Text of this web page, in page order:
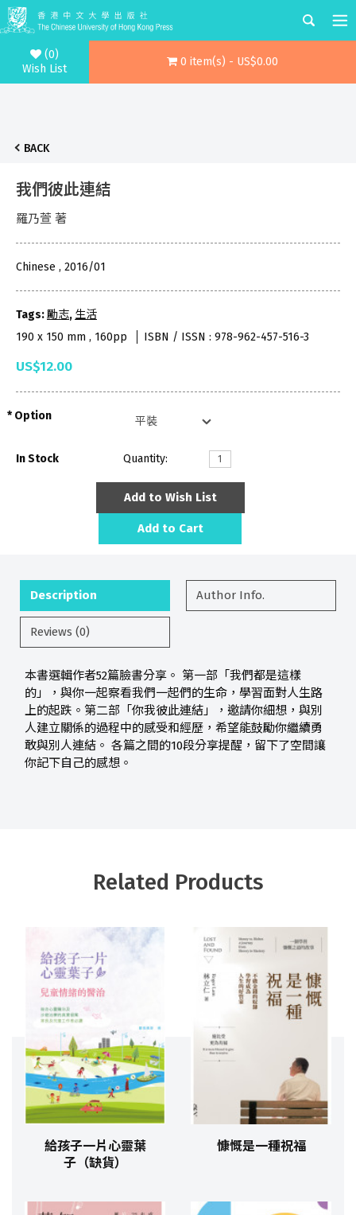
(0)
Wish List
0 item(s) - US$0.00
BACK
我們彼此連結
羅乃萱 著
Chinese , 2016/01
Tags:勵志, 生活
190 x 150 mm , 160pp
ISBN / ISSN : 978-962-457-516-3
US$12.00
Option
In Stock Quantity:
Add to Wish List
Add to Cart
Description Author Info.
Reviews (0)
本書選輯作者52篇臉書分享。 第一部「我們都是這樣
的」，與你一起察看我們一起們的生命，學習面對人生路
上的起跌。第二部「你我彼此連結」，邀請你細想，與別
人建立關係的過程中的感受和經歷，希望能鼓勵你繼續勇
敢與別人連結。 各篇之間的10段分享提醒，留下了空間讓
你記下自己的感想。
Related Products
給孩子一片心靈葉
子（缺貨）
慷慨是一種祝福